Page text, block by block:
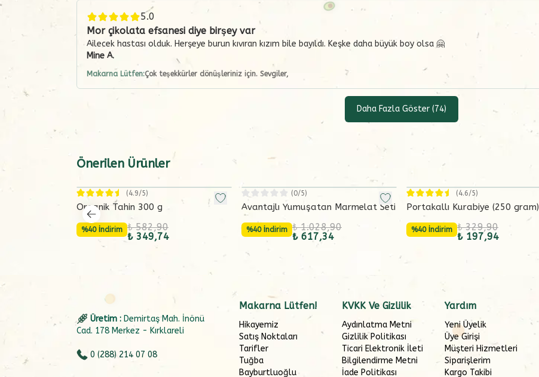
5.0
Mor çikolata efsanesi diye birşey var
Ailecek hastası olduk. Herşeye burun kıvıran kızım bile bayıldı. Keşke daha büyük boy olsa 🤗
Mine A.
Makarna Lütfen:Çok teşekkürler dönüşleriniz için. Sevgiler,
Daha Fazla Göster (74)
Önerilen Ürünler
(4.9/5)
Organik Tahin 300 g
%40 İndirim ₺ 582,90
₺ 349,74
(0/5)
Avantajlı Yumuşatan Marmelat Seti
%40 İndirim ₺ 1.028,90
₺ 617,34
(4.6/5)
Portakallı Kurabiye (250 gram)
%40 İndirim ₺ 329,90
₺ 197,94
Üretim : Demirtaş Mah. İnönü
Cad. 178 Merkez - Kırklareli
0 (288) 214 07 08
Makarna Lütfen!
Hikayemiz
Satış Noktaları
Tarifler
Tuğba
Bayburtluoğlu
KVKK Ve Gizlilik
Aydınlatma Metni
Gizlilik Politikası
Ticari Elektronik İleti
Bilgilendirme Metni
İade Politikası
Yardım
Yeni Üyelik
Üye Girişi
Müşteri Hizmetleri
Siparişlerim
Kargo Takibi